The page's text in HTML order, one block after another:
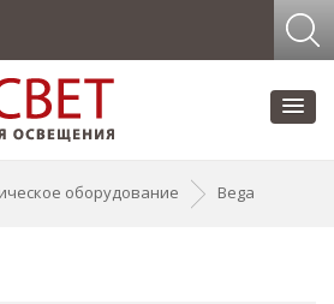
оборудование Bega